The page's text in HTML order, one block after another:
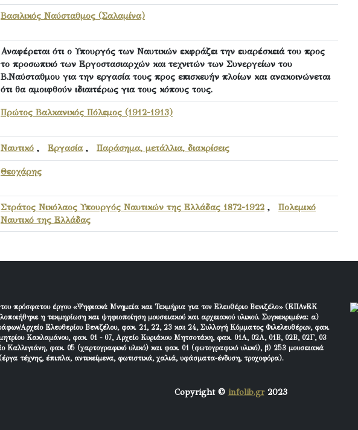
Βασιλικός Ναύσταθμος (Σαλαμίνα)
Αναφέρεται ότι ο Υπουργός των Ναυτικών εκφράζει την ευαρέσκειά του προς
το προσωπικό των Εργοστασιαρχών και τεχνιτών των Συνεργείων του
Β.Ναύσταθμου για την εργασία τους προς επισκευήν πλοίων και ανακοινώνεται
ότι θα αμοιφθούν ιδιαιτέρως για τους κόπους τους.
Πρώτος Βαλκανικός Πόλεμος (1912-1913)
Ναυτικό , Εργασία, Παράσημα, μετάλλια, διακρίσεις
Θεοχάρης
Στράτος Νικόλαος Υπουργός Ναυτικών της Ελλάδας 1872-1922 , Πολεμικό
Ναυτικό της Ελλάδας
πρόσφατου έργου «Ψηφιακά Μνημεία και Τεκμήρια για τον Ελευθέριο Βενιζέλο» (ΕΠΑνΕΚ
η τεκμηρίωση και ψηφιοποίηση μουσειακού και αρχειακού υλικού. Συγκεκριμένα: α)
Αρχείο Ελευθερίου Βενιζέλου, φακ. 21, 22, 23 και 24, Συλλογή Κόμματος Φιλελευθέρων, φακ.
Κακλαμάνου, φακ. 01 - 07, Αρχείο Κυριάκου Μητσοτάκη, φακ. 01Α, 02Α, 01Β, 02Β, 02Γ, 03
Καλλιγιάνη, φακ. 05 (χαρτογραφικό υλικό) και φακ. 01 (φωτογραφικό υλικό), β) 253 μουσειακά
(έργα τέχνης, έπιπλα, αντικείμενα, φωτιστικά, χαλιά, υφάσματα-ένδυση, τροχοφόρα).
Copyright © infolib.gr2023